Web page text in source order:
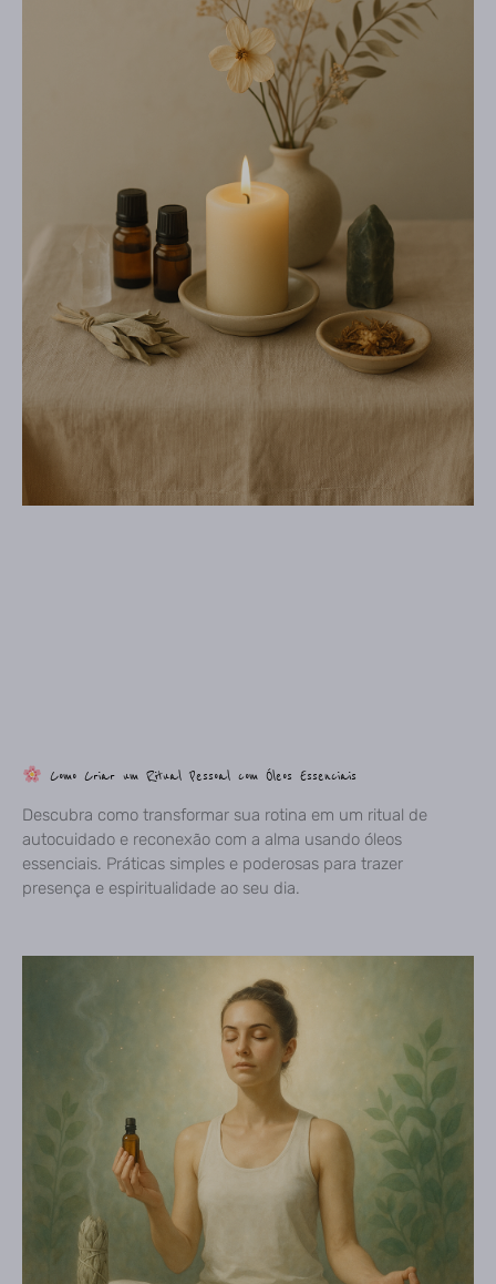
Como Criar um Ritual Pessoal com Óleos Essenciais
Descubra como transformar sua rotina em um ritual de
autocuidado e reconexão com a alma usando óleos
essenciais. Práticas simples e poderosas para trazer
presença e espiritualidade ao seu dia.